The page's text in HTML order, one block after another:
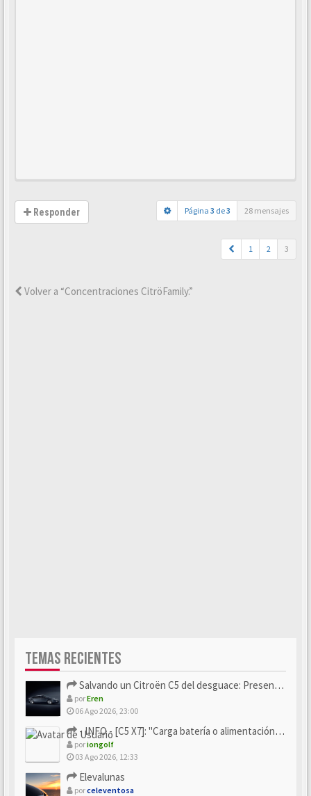
Responder Página 3 de3 28 mensajes
1 2 3
Volver a “Concentraciones CitröFamily.”
TEMAS RECIENTES
Salvando un Citroën C5 del desguace: Presentación y seguimiento
porEren
06 Ago 2026, 23:00
- INFO - [C5 X7]: "Carga batería o alimentación eléctri...
poriongolf
03 Ago 2026, 12:33
Elevalunas
porceleventosa